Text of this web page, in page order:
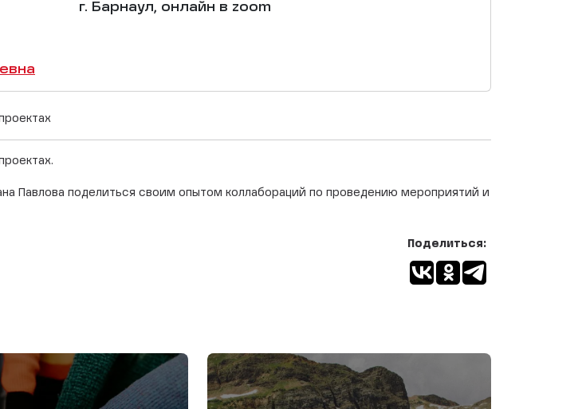
г. Барнаул, онлайн в zoom
Павлова поделиться своим опытом коллабораций по проведению мероприятий и
Поделиться: